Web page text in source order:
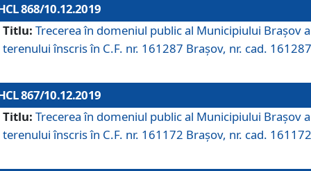
868/10.12.2019
Titlu: Trecerea în domeniul public al Municipiului Braşov a
terenului înscris în C.F. nr. 161287 Brașov, nr. cad.
867/10.12.2019
Titlu: Trecerea în domeniul public al Municipiului Braşov a
terenului înscris în C.F. nr. 161172 Brașov, nr. cad.